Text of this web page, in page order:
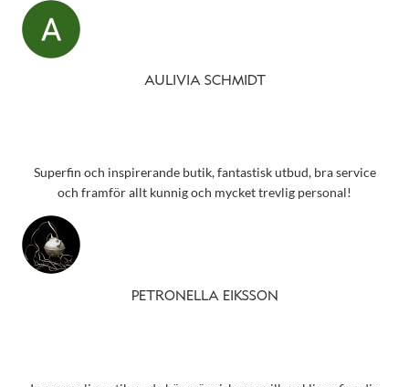
AULIVIA SCHMIDT
Superfin och inspirerande butik, fantastisk utbud, bra service
och framför allt kunnig och mycket trevlig personal!
PETRONELLA EIKSSON